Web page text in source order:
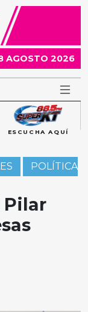
AGOSTO 2026
ESCUCHA AQUÍ
POLÍTICA
Pilar